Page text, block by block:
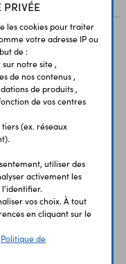
PRIVÉE
les cookies pour traiter
votre adresse IP ou
de :
notre site ,
de nos contenus ,
de produits ,
de vos centres
(ex. réseaux
utiliser des
activement les
l'identifier.
vos choix. À tout
en cliquant sur le
Politique de